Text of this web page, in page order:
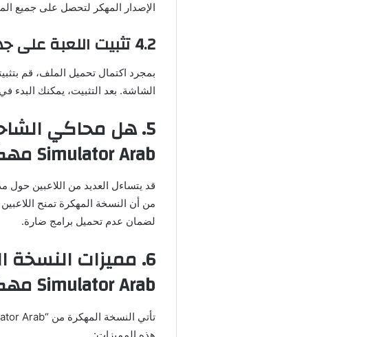
الإصدار المهكر لتحصل على جميع
4.2 تثبيت اللعبة على جهازك
بمجرد اكتمال تحميل الملف، قم
الشاشة. بعد التثبيت، يمكنك البدء
Simulator Arab مهكرة” آمن؟
قد يتساءل العديد من اللاعبين حول
من أن النسخة المهكرة تمنح
لضمان عدم تحميل برامج ضارة.
Simulator Arab مهكرة”